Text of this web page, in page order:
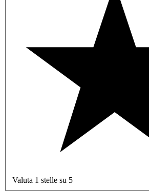
Valuta 1 stelle su 5